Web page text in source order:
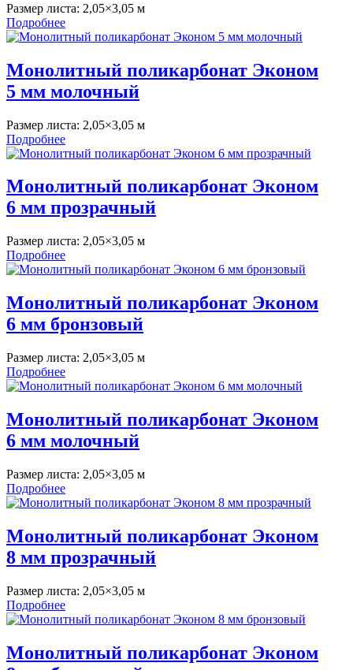
Размер листа: 2,05×3,05 м
Подробнее
Монолитный поликарбонат Эконом
5 мм молочный
Размер листа: 2,05×3,05 м
Подробнее
Монолитный поликарбонат Эконом
6 мм прозрачный
Размер листа: 2,05×3,05 м
Подробнее
Монолитный поликарбонат Эконом
6 мм бронзовый
Размер листа: 2,05×3,05 м
Подробнее
Монолитный поликарбонат Эконом
6 мм молочный
Размер листа: 2,05×3,05 м
Подробнее
Монолитный поликарбонат Эконом
8 мм прозрачный
Размер листа: 2,05×3,05 м
Подробнее
Монолитный поликарбонат Эконом